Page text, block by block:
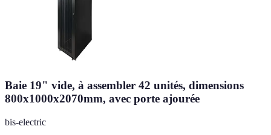
Baie 19" vide, à assembler 42 unités, dimensions
800x1000x2070mm, avec porte ajourée
bis-electric